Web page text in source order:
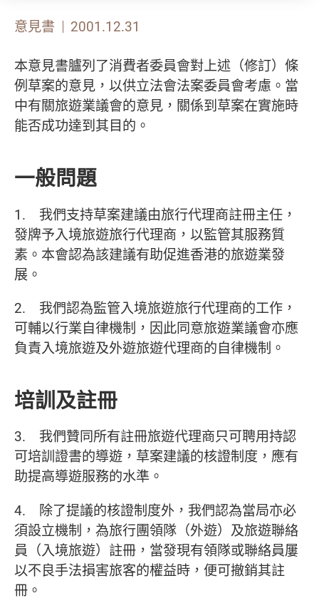
意見書 2001.12.31
本意見書臚列了消費者委員會對上述（修訂）條
例草案的意見，以供立法會法案委員會考慮。當
中有關旅遊業議會的意見，關係到草案在實施時
能否成功達到其目的。
一般問題
1. 我們支持草案建議由旅行代理商註冊主任，
發牌予入境旅遊旅行代理商，以監管其服務質
素。本會認為該建議有助促進香港的旅遊業發
展。
2. 我們認為監管入境旅遊旅行代理商的工作，
可輔以行業自律機制，因此同意旅遊業議會亦應
負責入境旅遊及外遊旅遊代理商的自律機制。
培訓及註冊
3. 我們贊同所有註冊旅遊代理商只可聘用持認
可培訓證書的導遊，草案建議的核證制度，應有
助提高導遊服務的水準。
4. 除了提議的核證制度外，我們認為當局亦必
須設立機制，為旅行團領隊（外遊）及旅遊聯絡
員（入境旅遊）註冊，當發現有領隊或聯絡員屢
以不良手法損害旅客的權益時，便可撤銷其註
冊。